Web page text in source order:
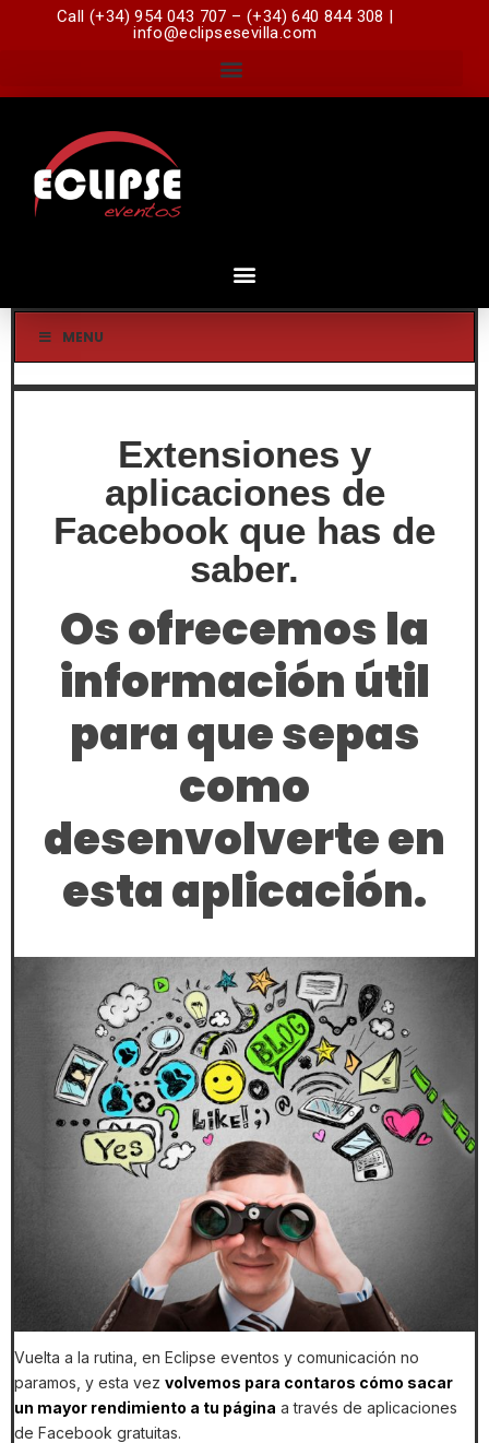
Call (+34) 954 043 707 – (+34) 640 844 308 |
info@eclipsesevilla.com
MENU
Extensiones y
aplicaciones de
Facebook que has de
saber.
Os ofrecemos la
información útil
para que sepas
como
desenvolverte en
esta aplicación.
Vuelta a la rutina, en Eclipse eventos y comunicación no
paramos, y esta vez volvemos para contaros cómo sacar
un mayor rendimiento a tu página a través de aplicaciones
de Facebook gratuitas.